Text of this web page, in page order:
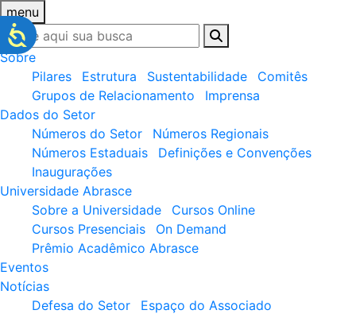
menu
Sobre
Pilares
Estrutura Sustentabilidade
Comitês
Grupos de Relacionamento
Imprensa
Dados do Setor
Números do Setor
Números Regionais
Números Estaduais
Definições e Convenções
Inaugurações
Universidade Abrasce
Sobre a Universidade
Cursos Online
Cursos Presenciais
On Demand
Prêmio Acadêmico Abrasce
Eventos
Notícias
Defesa do Setor
Espaço do Associado